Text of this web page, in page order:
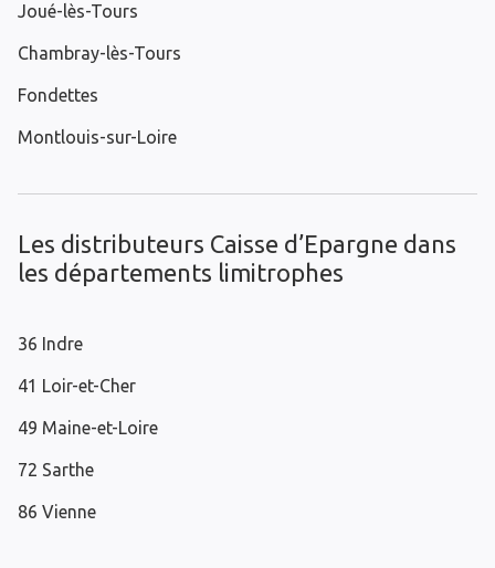
Joué-lès-Tours
Chambray-lès-Tours
Fondettes
Montlouis-sur-Loire
Les distributeurs Caisse d’Epargne dans
les départements limitrophes
36 Indre
41 Loir-et-Cher
49 Maine-et-Loire
72 Sarthe
86 Vienne